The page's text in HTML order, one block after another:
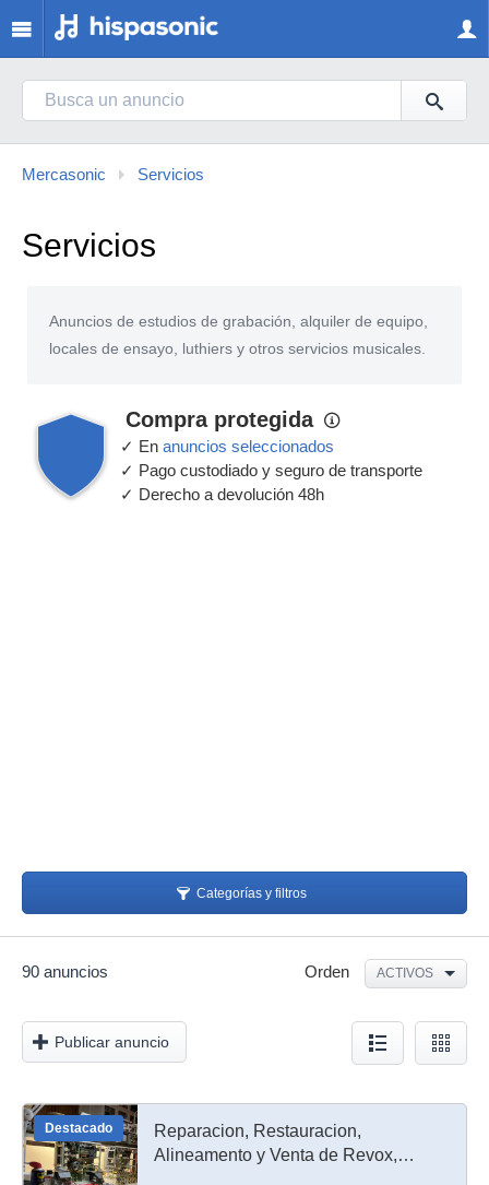
Mercasonic Servicios
Servicios
Anuncios de estudios de grabación, alquiler de equipo,
locales de ensayo, luthiers y otros servicios musicales.
Compra protegida
✓ En anuncios seleccionados
✓ Pago custodiado y seguro de transporte
✓ Derecho a devolución 48h
Categorías y filtros
Orden ACTIVOS
90 anuncios
Publicar anuncio
Destacado
Reparacion, Restauracion,
Alineamento y Venta de Revox,